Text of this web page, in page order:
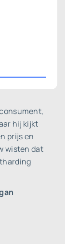
hij kijkt
prijs en
wisten dat